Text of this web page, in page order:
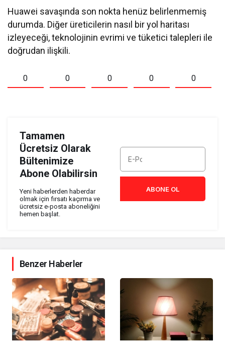
Huawei savaşında son nokta henüz belirlenmemiş
durumda. Diğer üreticilerin nasıl bir yol haritası
izleyeceği, teknolojinin evrimi ve tüketici talepleri ile
doğrudan ilişkili.
0 0 0 0 0
Tamamen
Ücretsiz Olarak
Bültenimize
Abone Olabilirsin
Yeni haberlerden haberdar
olmak için fırsatı kaçırma ve
ücretsiz e-posta aboneliğini
hemen başlat.
ABONE OL
Benzer Haberler